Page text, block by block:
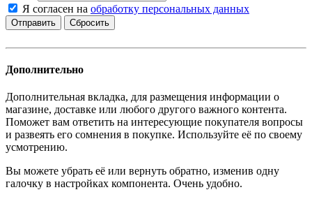
Я согласен на обработку персональных данных
Сбросить
Дополнительно
Дополнительная вкладка, для размещения информации о
магазине, доставке или любого другого важного контента.
Поможет вам ответить на интересующие покупателя вопросы
и развеять его сомнения в покупке. Используйте её по своему
усмотрению.
Вы можете убрать её или вернуть обратно, изменив одну
галочку в настройках компонента. Очень удобно.